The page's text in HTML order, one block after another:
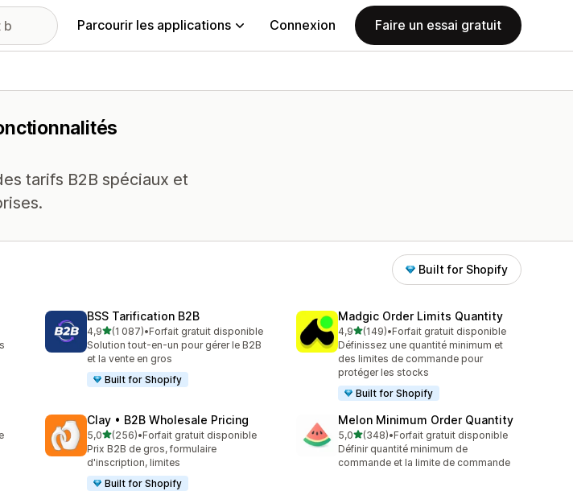
Parcourir les applications Connexion Faire un essai gratuit
tarifs B2B spéciaux et
Built for Shopify
BSS Tarification B2B
4,9étoile(s) sur 5
(1 087)
1087 avis au total
•Forfait gratuit disponible
Solution tout-en-un pour gérer le B2B
et la vente en gros
Built for Shopify
Madgic Order Limits Quantity
4,9étoile(s) sur 5
(149)
149 avis au total
•Forfait gratuit disponible
Définissez une quantité minimum et
des limites de commande pour
protéger les stocks
Built for Shopify
Clay • B2B Wholesale Pricing
5,0étoile(s) sur 5
(256)
256 avis au total
•Forfait gratuit disponible
Prix B2B de gros, formulaire
d'inscription, limites
Built for Shopify
Melon Minimum Order Quantity
5,0étoile(s) sur 5
(348)
348 avis au total
•Forfait gratuit disponible
Définir quantité minimum de
commande et la limite de commande